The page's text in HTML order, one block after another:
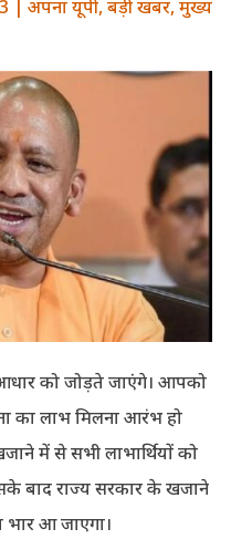
| अपना यूपी,बड़ी खबर,मुख्य
को जोड़ते जाएंगे। आपको
का लाभ मिलना आरंभ हो
में से सभी लाभार्थियों को
बाद राज्य सरकार के खजाने
आ जाएगा।